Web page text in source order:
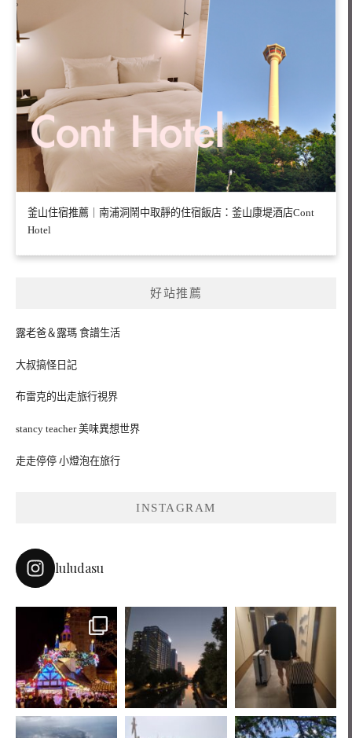
釜山住宿推薦｜南浦洞鬧中取靜的住宿飯店：釜山康堤酒店Cont
Hotel
好站推薦
露老爸＆露瑪 食譜生活
大叔搞怪日記
布雷克的出走旅行視界
stancy teacher 美味異想世界
走走停停 小燈泡在旅行
INSTAGRAM
luludasu